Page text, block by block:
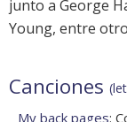
junto a George
Young, entre
Canciones
My back pages: